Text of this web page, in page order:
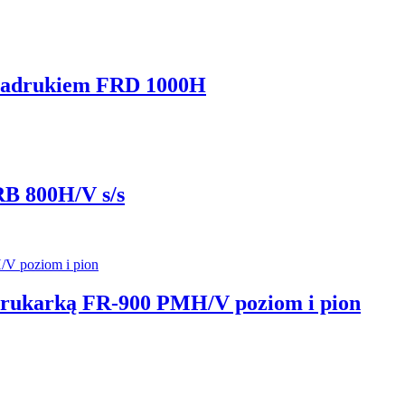
FRD 1000H
800H/V s/s
FR-900 PMH/V poziom i pion